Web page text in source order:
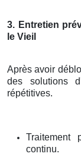
3. Entretien
le Vieil
Après avoir
des solutions
répétitives.
Traitement
continu.